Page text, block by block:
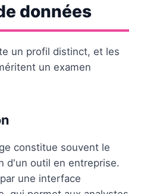
données
un profil distinct, et les
un examen
constitue souvent le
d'un outil en entreprise.
une interface